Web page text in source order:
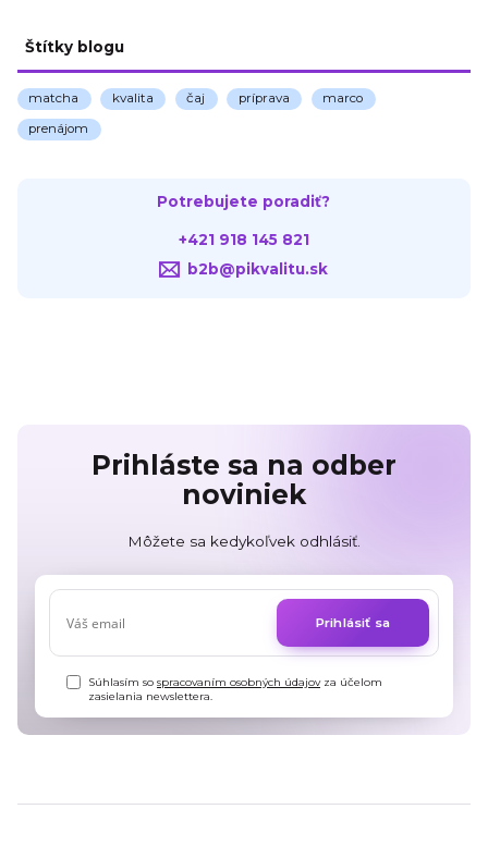
Štítky blogu
matcha kvalita čaj príprava marco
prenájom
Potrebujete poradiť?
+421 918 145 821
b2b@pikvalitu.sk
Prihláste sa na odber
noviniek
Môžete sa kedykoľvek odhlásiť.
Prihlásiť sa
Súhlasím sospracovaním osobných údajovza účelom
zasielania newslettera.